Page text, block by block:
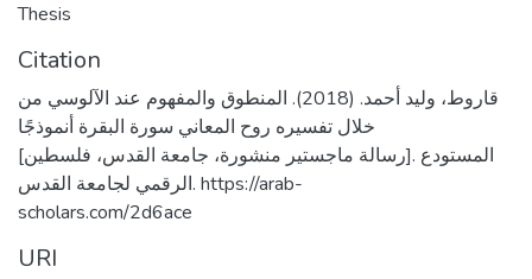
Thesis
Citation
قاروط، وليد أحمد. (2018). المنطوق والمفهوم عند الآلوسي من
خلال تفسيره روح المعاني سورة البقرة أنموذجًا
[رسالة ماجستير منشورة، جامعة القدس، فلسطين]. المستودع
الرقمي لجامعة القدس. https://arab-
scholars.com/2d6ace
URI